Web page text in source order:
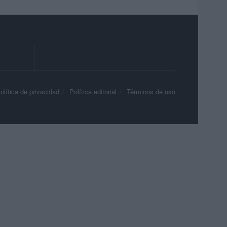
de privacidad Política editorial Términos de uso